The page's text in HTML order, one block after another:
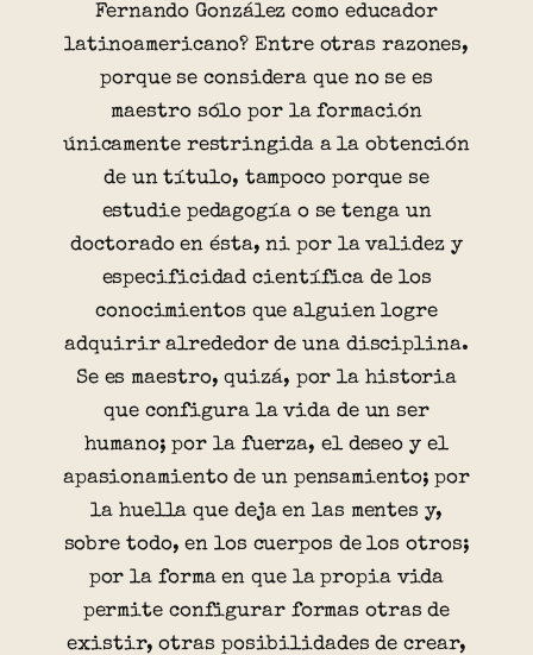
Fernando González como educador
latinoamericano? Entre otras razones,
porque se considera que no se es
maestro sólo por la formación
únicamente restringida a la obtención
de un título, tampoco porque se
estudie pedagogía o se tenga un
doctorado en ésta, ni por la validez y
especificidad científica de los
conocimientos que alguien logre
adquirir alrededor de una disciplina.
Se es maestro, quizá, por la historia
que configura la vida de un ser
humano; por la fuerza, el deseo y el
apasionamiento de un pensamiento; por
la huella que deja en las mentes y,
sobre todo, en los cuerpos de los otros;
por la forma en que la propia vida
permite configurar formas otras de
existir, otras posibilidades de crear,